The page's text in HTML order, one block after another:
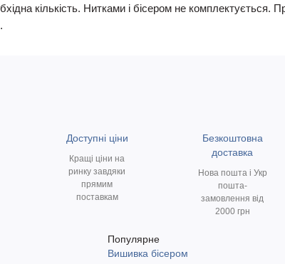
кількість. Нитками і бісером не комплектується.
Доступні ціни
Кращі ціни на
ринку завдяки
прямим
поставкам
Безкоштовна
доставка
Нова пошта і Укр
пошта-
замовлення від
2000 грн
Популярне
Вишивка бісером